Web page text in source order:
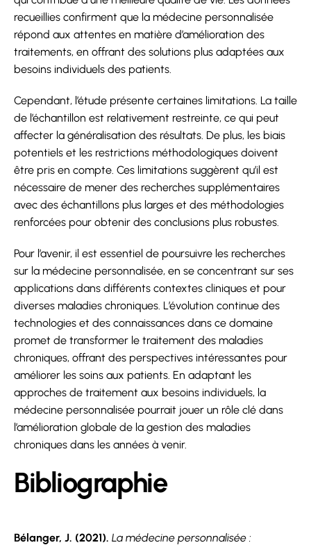
recueillies confirment que la médecine personnalisée
répond aux attentes en matière d’amélioration des
traitements, en offrant des solutions plus adaptées aux
besoins individuels des patients.
Cependant, l’étude présente certaines limitations. La taille
de l’échantillon est relativement restreinte, ce qui peut
affecter la généralisation des résultats. De plus, les biais
potentiels et les restrictions méthodologiques doivent
être pris en compte. Ces limitations suggèrent qu’il est
nécessaire de mener des recherches supplémentaires
avec des échantillons plus larges et des méthodologies
renforcées pour obtenir des conclusions plus robustes.
Pour l’avenir, il est essentiel de poursuivre les recherches
sur la médecine personnalisée, en se concentrant sur ses
applications dans différents contextes cliniques et pour
diverses maladies chroniques. L’évolution continue des
technologies et des connaissances dans ce domaine
promet de transformer le traitement des maladies
chroniques, offrant des perspectives intéressantes pour
améliorer les soins aux patients. En adaptant les
approches de traitement aux besoins individuels, la
médecine personnalisée pourrait jouer un rôle clé dans
l’amélioration globale de la gestion des maladies
chroniques dans les années à venir.
Bibliographie
Bélanger, J. (2021). La médecine personnalisée :